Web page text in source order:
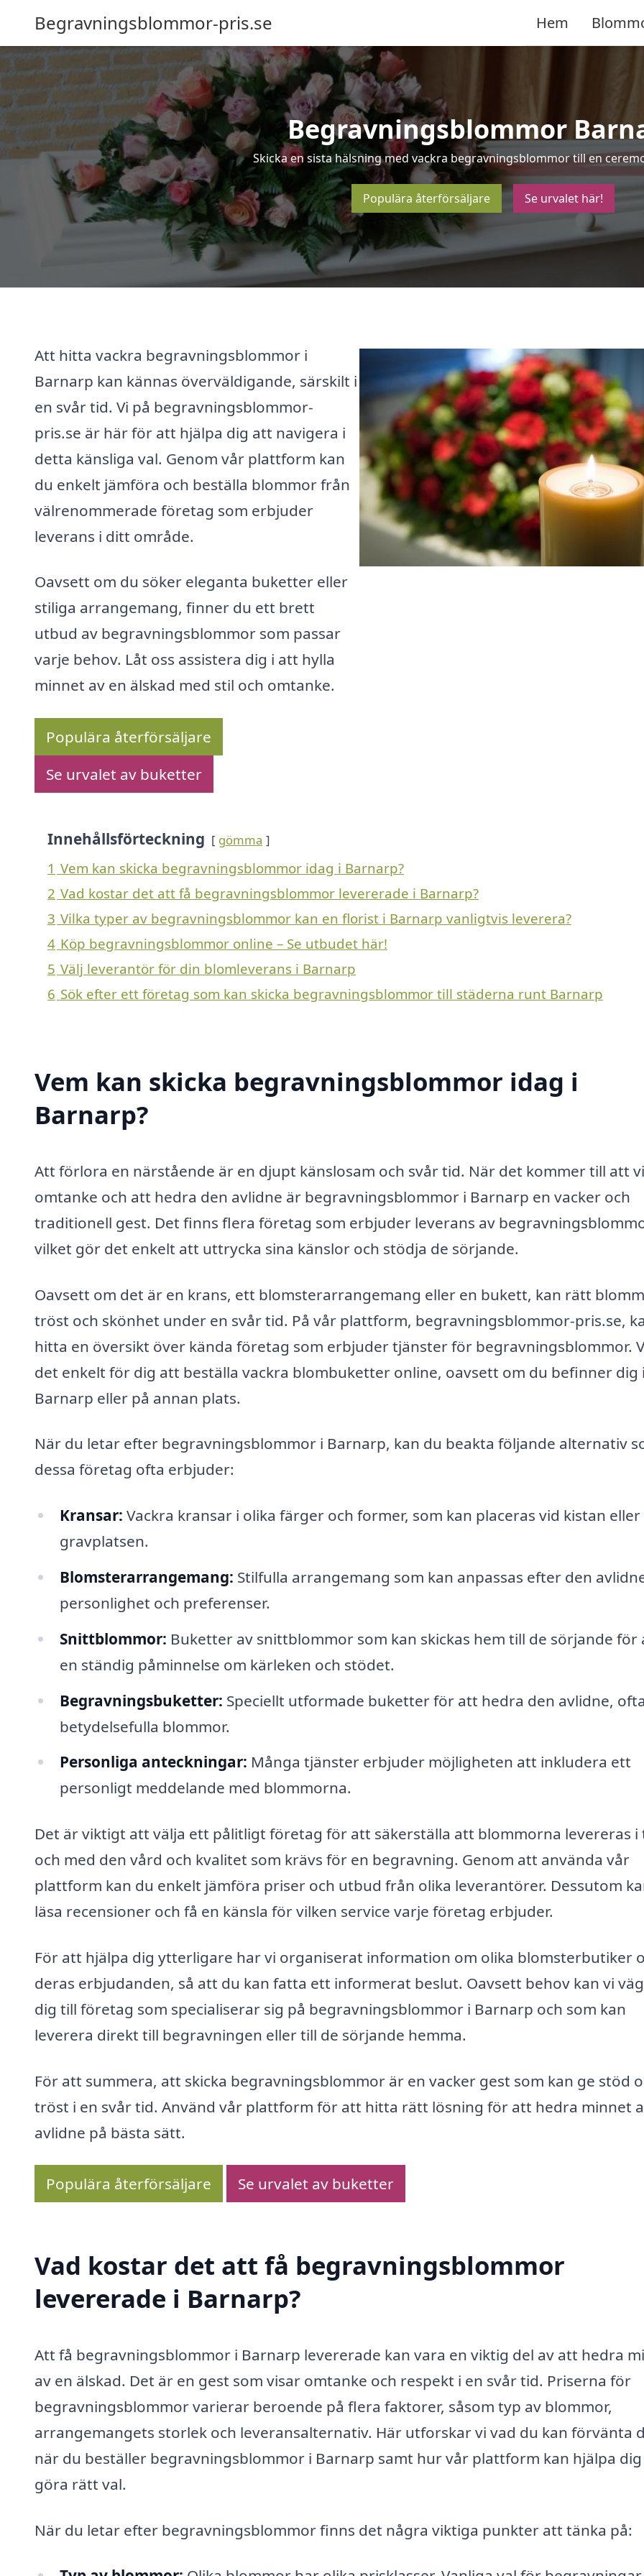
Begravningsblommor-pris.se Hem
Begravningsblommor
Skicka en sista hälsning med vackra begravningsblommor till en
Populära återförsäljare Se urvalet här!
Att hitta vackra begravningsblommor i
Barnarp kan kännas överväldigande, särskilt i
en svår tid. Vi på begravningsblommor-
pris.se är här för att hjälpa dig att navigera i
detta känsliga val. Genom vår plattform kan
du enkelt jämföra och beställa blommor från
välrenommerade företag som erbjuder
leverans i ditt område.
Oavsett om du söker eleganta buketter eller
stiliga arrangemang, finner du ett brett
utbud av begravningsblommor som passar
varje behov. Låt oss assistera dig i att hylla
minnet av en älskad med stil och omtanke.
Populära återförsäljare
Se urvalet av buketter
Innehållsförteckning gömma
1 Vem kan skicka begravningsblommor idag i Barnarp?
2 Vad kostar det att få begravningsblommor levererade i Barnarp?
3 Vilka typer av begravningsblommor kan en florist i Barnarp vanligtvis leverera?
4 Köp begravningsblommor online – Se utbudet här!
5 Välj leverantör för din blomleverans i Barnarp
6 Sök efter ett företag som kan skicka begravningsblommor till städerna runt Barnarp
Vem kan skicka begravningsblommor idag i
Barnarp?
Att förlora en närstående är en djupt känslosam och svår tid. När det kommer till att
omtanke och att hedra den avlidne är begravningsblommor i Barnarp en vacker och
traditionell gest. Det finns flera företag som erbjuder leverans av
vilket gör det enkelt att uttrycka sina känslor och stödja de sörjande.
Oavsett om det är en krans, ett blomsterarrangemang eller en bukett, kan rätt
tröst och skönhet under en svår tid. På vår plattform, begravningsblommor-pris.se,
hitta en översikt över kända företag som erbjuder tjänster för begravningsblommor.
det enkelt för dig att beställa vackra blombuketter online, oavsett om du befinner dig i
Barnarp eller på annan plats.
När du letar efter begravningsblommor i Barnarp, kan du beakta följande alternativ
dessa företag ofta erbjuder:
Kransar: Vackra kransar i olika färger och former, som kan placeras vid kistan eller
gravplatsen.
Blomsterarrangemang: Stilfulla arrangemang som kan anpassas efter den
personlighet och preferenser.
Snittblommor: Buketter av snittblommor som kan skickas hem till de sörjande för
en ständig påminnelse om kärleken och stödet.
Begravningsbuketter: Speciellt utformade buketter för att hedra den avlidne,
betydelsefulla blommor.
Personliga anteckningar: Många tjänster erbjuder möjligheten att inkludera ett
personligt meddelande med blommorna.
Det är viktigt att välja ett pålitligt företag för att säkerställa att blommorna levereras i
och med den vård och kvalitet som krävs för en begravning. Genom att använda vår
plattform kan du enkelt jämföra priser och utbud från olika leverantörer. Dessutom
läsa recensioner och få en känsla för vilken service varje företag erbjuder.
För att hjälpa dig ytterligare har vi organiserat information om olika blomsterbutiker
deras erbjudanden, så att du kan fatta ett informerat beslut. Oavsett behov kan vi
dig till företag som specialiserar sig på begravningsblommor i Barnarp och som kan
leverera direkt till begravningen eller till de sörjande hemma.
För att summera, att skicka begravningsblommor är en vacker gest som kan ge stöd
tröst i en svår tid. Använd vår plattform för att hitta rätt lösning för att hedra minnet
avlidne på bästa sätt.
Populära återförsäljare Se urvalet av buketter
Vad kostar det att få begravningsblommor
levererade i Barnarp?
Att få begravningsblommor i Barnarp levererade kan vara en viktig del av att hedra
av en älskad. Det är en gest som visar omtanke och respekt i en svår tid. Priserna för
begravningsblommor varierar beroende på flera faktorer, såsom typ av blommor,
arrangemangets storlek och leveransalternativ. Här utforskar vi vad du kan förvänta
när du beställer begravningsblommor i Barnarp samt hur vår plattform kan hjälpa
göra rätt val.
När du letar efter begravningsblommor finns det några viktiga punkter att tänka på: